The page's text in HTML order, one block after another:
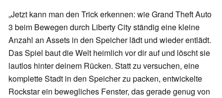
„Jetzt kann man den Trick erkennen: wie Grand Theft Auto
3 beim Bewegen durch Liberty City ständig eine kleine
Anzahl an Assets in den Speicher lädt und wieder entlädt.
Das Spiel baut die Welt heimlich vor dir auf und löscht sie
lautlos hinter deinem Rücken. Statt zu versuchen, eine
komplette Stadt in den Speicher zu packen, entwickelte
Rockstar ein bewegliches Fenster, das gerade genug von